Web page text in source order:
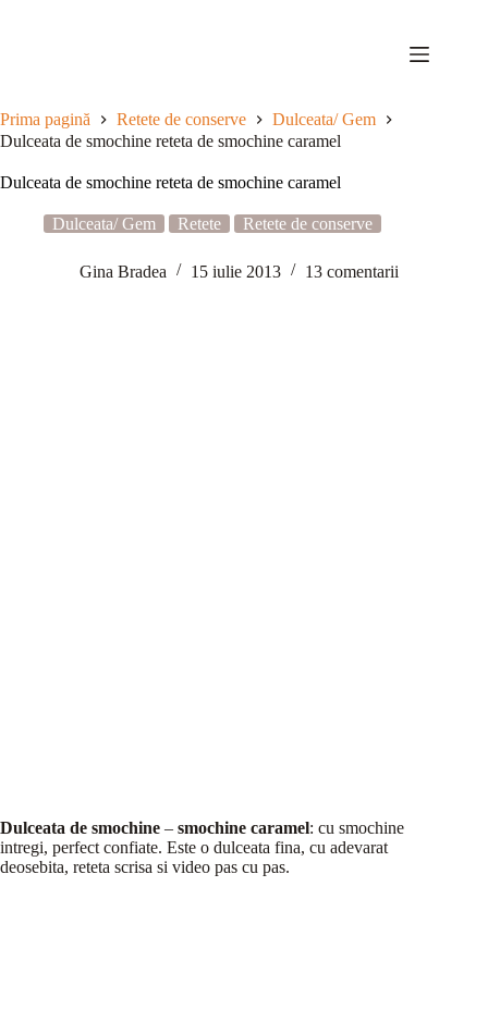
Prima pagină Retete de conserve
Dulceata/ Gem
Dulceata de smochine reteta de smochine caramel
Dulceata de smochine reteta de smochine caramel
Dulceata/ Gem Retete Retete de conserve
Gina Bradea 15 iulie 2013 13 comentarii
Dulceata de smochine – smochine caramel: cu smochine
intregi, perfect confiate. Este o dulceata fina, cu adevarat
deosebita, reteta scrisa si video pas cu pas.